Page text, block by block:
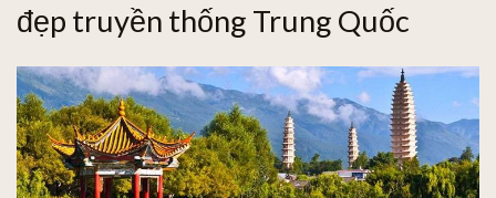
đẹp truyền thống Trung Quốc